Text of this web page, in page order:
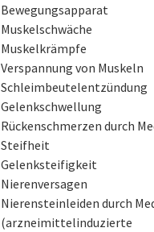
Bewegungsapparat
Muskelschwäche
Muskelkrämpfe
Verspannung von Muskeln
Schleimbeutelentzündung
Gelenkschwellung
Rückenschmerzen durch
Steifheit
Gelenksteifigkeit
Nierenversagen
Nierensteinleiden durch
(arzneimittelinduzierte